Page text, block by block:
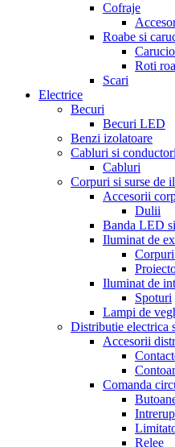
Cofraje
Roabe si
Roti
Scari
Electrice
Becuri
Becuri LED
Benzi izolatoare
Cabluri si conductori
Cabluri
Corpuri si surse de
Accesorii
Dulii
Banda LED
Iluminat de
Iluminat de
Spoturi
Lampi de
Distributie electrica
Accesorii
Comanda
Relee